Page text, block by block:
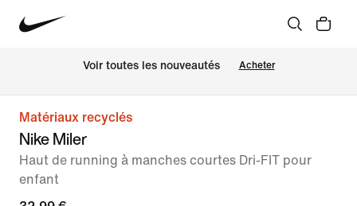
Voir toutes les nouveautés Acheter
Matériaux recyclés
Nike Miler
Haut de running à manches courtes Dri-FIT pour
enfant